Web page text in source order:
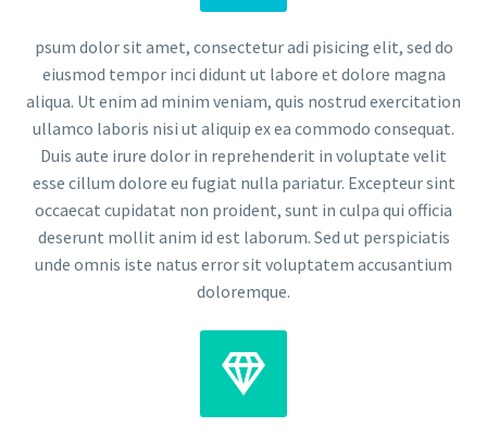
psum dolor sit amet, consectetur adi pisicing elit, sed do
eiusmod tempor inci didunt ut labore et dolore magna
aliqua. Ut enim ad minim veniam, quis nostrud exercitation
ullamco laboris nisi ut aliquip ex ea commodo consequat.
Duis aute irure dolor in reprehenderit in voluptate velit
esse cillum dolore eu fugiat nulla pariatur. Excepteur sint
occaecat cupidatat non proident, sunt in culpa qui officia
deserunt mollit anim id est laborum. Sed ut perspiciatis
unde omnis iste natus error sit voluptatem accusantium
doloremque.

